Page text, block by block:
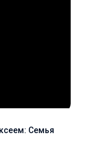
Семья